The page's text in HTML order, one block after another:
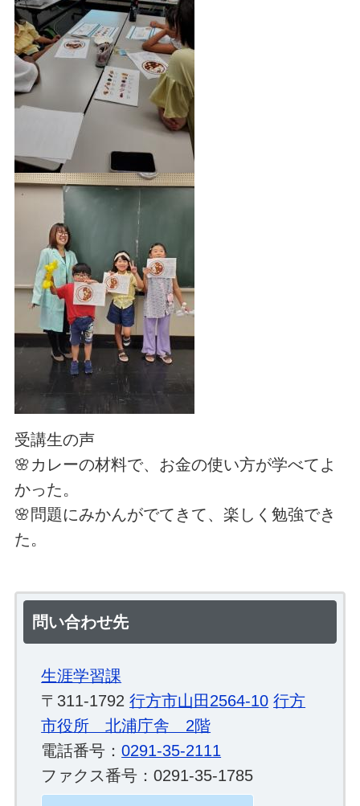
受講生の声
🌸カレーの材料で、お金の使い方が学べてよ
かった。
🌸問題にみかんがでてきて、楽しく勉強でき
た。
問い合わせ先
生涯学習課
〒311-1792行方市山田2564-10 行方
市役所 北浦庁舎 2階
電話番号：0291-35-2111
ファクス番号：0291-35-1785